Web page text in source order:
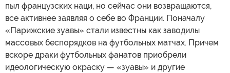
пыл французских наци, но сейчас они возвращаются,
все активнее заявляя о себе во Франции. Поначалу
«Парижские зуавы» стали известны как заводилы
массовых беспорядков на футбольных матчах. Причем
вскоре драки футбольных фанатов приобрели
идеологическую окраску — «зуавы» и другие